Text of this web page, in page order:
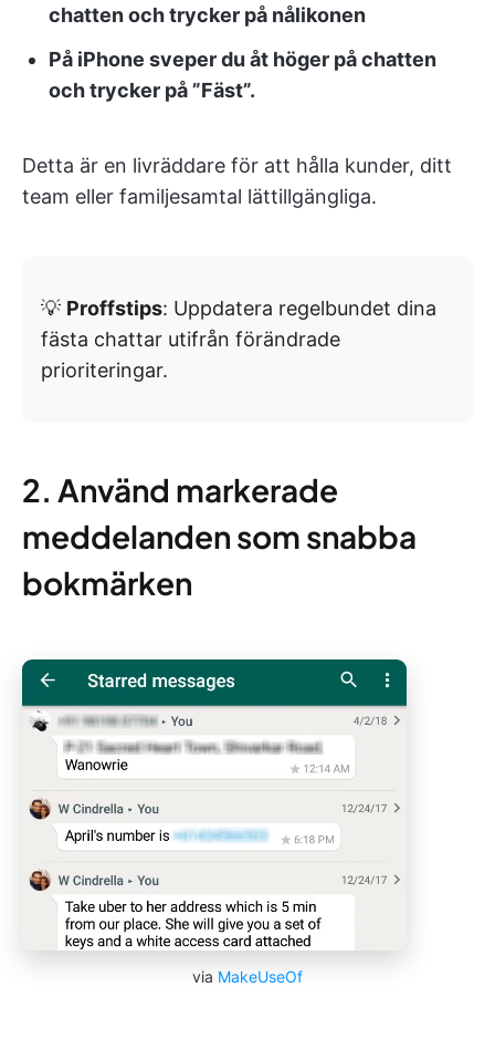
chatten och trycker på nålikonen
På iPhone sveper du åt höger på chatten
och trycker på ”Fäst”.
Detta är en livräddare för att hålla kunder, ditt
team eller familjesamtal lättillgängliga.
💡 Proffstips: Uppdatera regelbundet dina
fästa chattar utifrån förändrade
prioriteringar.
2. Använd markerade
meddelanden som snabba
bokmärken
via MakeUseOf